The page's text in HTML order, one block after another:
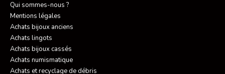
Qui sommes-nous ?
Mentions légales
Achats bijoux anciens
Achats lingots
Achats bijoux cassés
Achats numismatique
Achats et recyclage de débris